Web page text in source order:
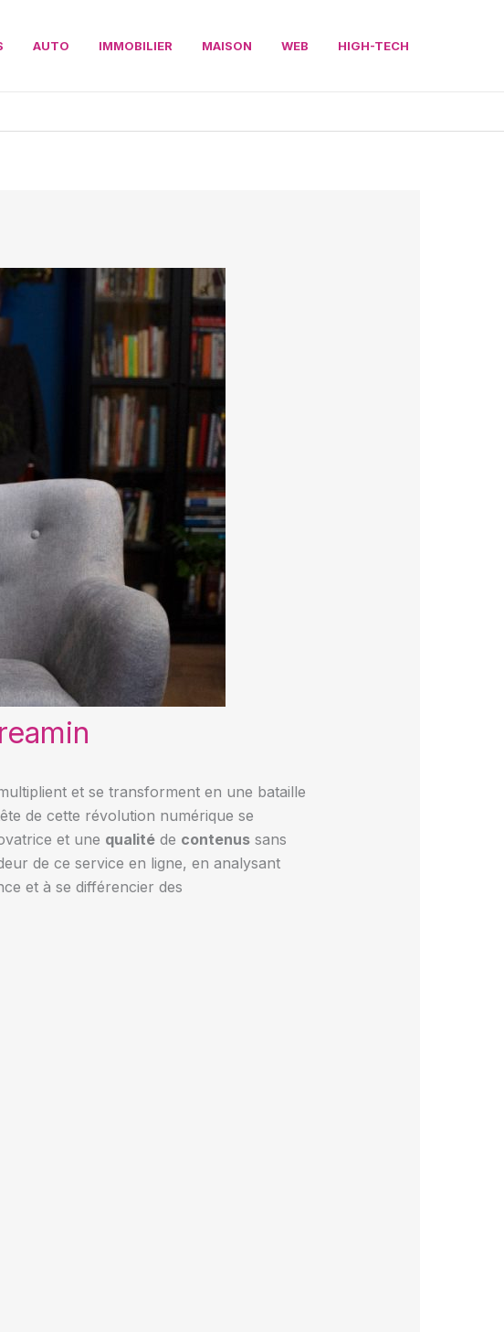
AUTO IMMOBILIER MAISON WEB HIGH-TECH
et se transforment en une bataille
de cette révolution numérique se
et une qualitéde contenussans
de ce service en ligne, en analysant
et à se différencier des